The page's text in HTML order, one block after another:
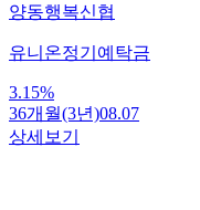
양동행복신협
유니온정기예탁금
3.15%
36개월(3년)08.07
상세보기